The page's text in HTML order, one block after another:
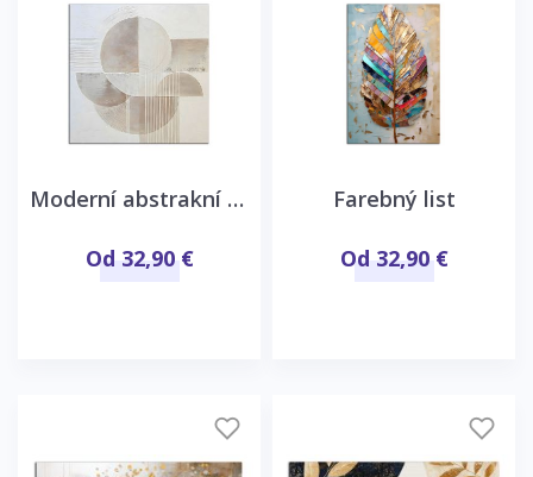
Moderní abstrakní motív
Od 32,90 €
Farebný list
Od 32,90 €